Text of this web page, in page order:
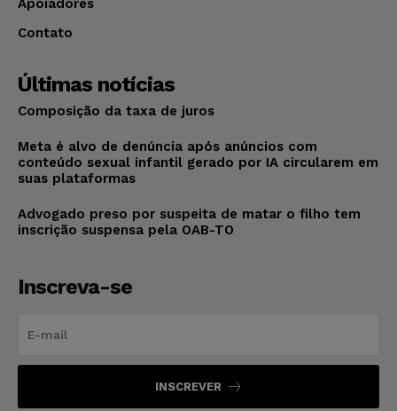
Apoiadores
Contato
Últimas notícias
Composição da taxa de juros
Meta é alvo de denúncia após anúncios com
conteúdo sexual infantil gerado por IA circularem em
suas plataformas
Advogado preso por suspeita de matar o filho tem
inscrição suspensa pela OAB-TO
Inscreva-se
INSCREVER